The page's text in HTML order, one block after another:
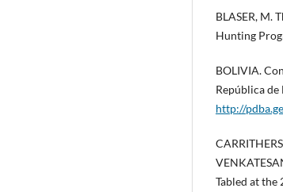
BLASER, M.
Hunting
BOLIVIA.
República
http://
Tabled at